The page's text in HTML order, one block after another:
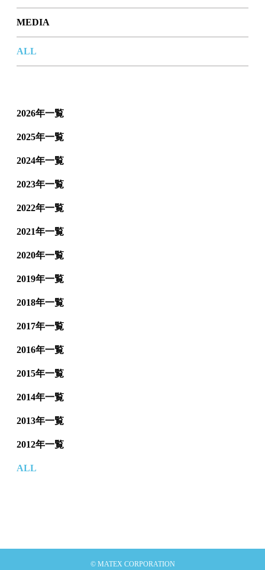
MEDIA
ALL
2026年一覧
2025年一覧
2024年一覧
2023年一覧
2022年一覧
2021年一覧
2020年一覧
2019年一覧
2018年一覧
2017年一覧
2016年一覧
2015年一覧
2014年一覧
2013年一覧
2012年一覧
ALL
© MATEX CORPORATION